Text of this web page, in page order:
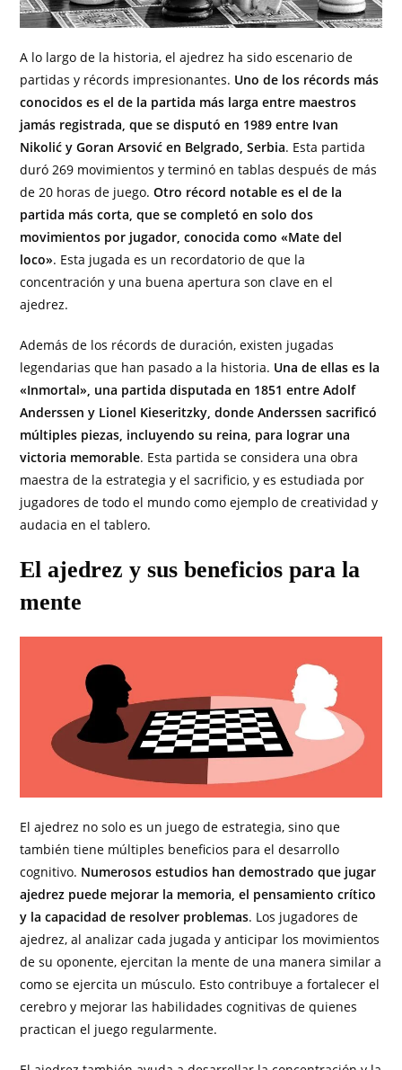
A lo largo de la historia, el ajedrez ha sido escenario de
partidas y récords impresionantes. Uno de los récords más
conocidos es el de la partida más larga entre maestros
jamás registrada, que se disputó en 1989 entre Ivan
Nikolić y Goran Arsović en Belgrado, Serbia. Esta partida
duró 269 movimientos y terminó en tablas después de más
de 20 horas de juego.Otro récord notable es el de la
partida más corta, que se completó en solo dos
movimientos por jugador, conocida como «Mate del
loco». Esta jugada es un recordatorio de que la
concentración y una buena apertura son clave en el
ajedrez.
Además de los récords de duración, existen jugadas
legendarias que han pasado a la historia. Una de ellas es la
«Inmortal», una partida disputada en 1851 entre Adolf
Anderssen y Lionel Kieseritzky, donde Anderssen sacrificó
múltiples piezas, incluyendo su reina, para lograr una
victoria memorable. Esta partida se considera una obra
maestra de la estrategia y el sacrificio, y es estudiada por
jugadores de todo el mundo como ejemplo de creatividad y
audacia en el tablero.
El ajedrez y sus beneficios para la
mente
El ajedrez no solo es un juego de estrategia, sino que
también tiene múltiples beneficios para el desarrollo
cognitivo. Numerosos estudios han demostrado que jugar
ajedrez puede mejorar la memoria, el pensamiento crítico
y la capacidad de resolver problemas. Los jugadores de
ajedrez, al analizar cada jugada y anticipar los movimientos
de su oponente, ejercitan la mente de una manera similar a
como se ejercita un músculo. Esto contribuye a fortalecer el
cerebro y mejorar las habilidades cognitivas de quienes
practican el juego regularmente.